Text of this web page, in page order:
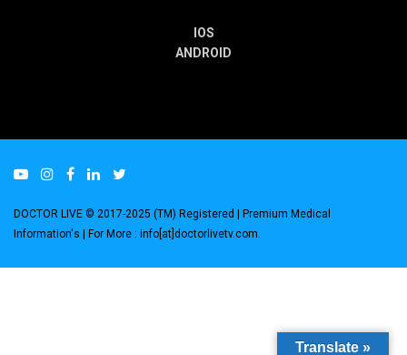
IOS
ANDROID
DOCTOR LIVE © 2017-2025 (TM) Registered
| Premium Medical
Information's |
For More : info[at]doctorlivetv.com.
Translate »